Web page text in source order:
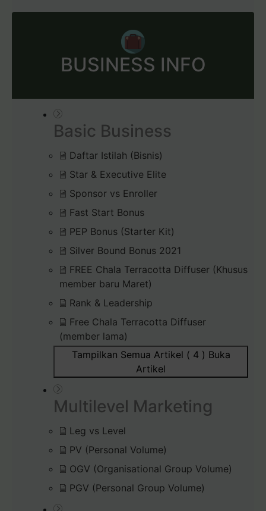
BUSINESS INFO
Basic Business
Daftar Istilah (Bisnis)
Star & Executive Elite
Sponsor vs Enroller
Fast Start Bonus
PEP Bonus (Starter Kit)
Silver Bound Bonus 2021
FREE Chala Terracotta Diffuser (Khusus
member baru Maret)
Rank & Leadership
Free Chala Terracotta Diffuser
(member lama)
Tampilkan Semua Artikel ( 4 ) Buka
Artikel
Multilevel Marketing
Leg vs Level
PV (Personal Volume)
OGV (Organisational Group Volume)
PGV (Personal Group Volume)